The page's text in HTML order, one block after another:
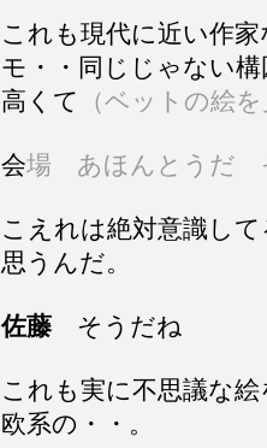
これも現代に近い作
モ・・同じじゃない
高くて
（ベットの絵
会場 あほんとうだ
こえれは絶対意識し
思うんだ。
佐藤 そうだね
これも実に不思議な
欧系の・・。